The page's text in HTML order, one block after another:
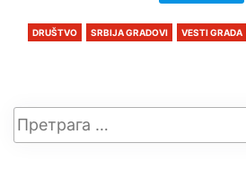
DRUŠTVO SRBIJA GRADOVI VESTI GRADA